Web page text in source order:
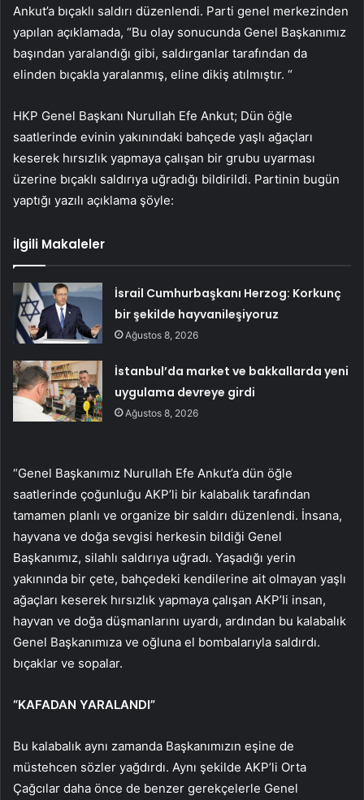
Ankut’a bıçaklı saldırı düzenlendi. Parti genel merkezinden
yapılan açıklamada, “Bu olay sonucunda Genel Başkanımız
başından yaralandığı gibi, saldırganlar tarafından da
elinden bıçakla yaralanmış, eline dikiş atılmıştır. “
HKP Genel Başkanı Nurullah Efe Ankut; Dün öğle
saatlerinde evinin yakınındaki bahçede yaşlı ağaçları
keserek hırsızlık yapmaya çalışan bir grubu uyarması
üzerine bıçaklı saldırıya uğradığı bildirildi. Partinin bugün
yaptığı yazılı açıklama şöyle:
İlgili Makaleler
İsrail Cumhurbaşkanı Herzog: Korkunç
bir şekilde hayvanileşiyoruz
Ağustos 8, 2026
İstanbul’da market ve bakkallarda yeni
uygulama devreye girdi
Ağustos 8, 2026
“Genel Başkanımız Nurullah Efe Ankut’a dün öğle
saatlerinde çoğunluğu AKP’li bir kalabalık tarafından
tamamen planlı ve organize bir saldırı düzenlendi. İnsana,
hayvana ve doğa sevgisi herkesin bildiği Genel
Başkanımız, silahlı saldırıya uğradı. Yaşadığı yerin
yakınında bir çete, bahçedeki kendilerine ait olmayan yaşlı
ağaçları keserek hırsızlık yapmaya çalışan AKP’li insan,
hayvan ve doğa düşmanlarını uyardı, ardından bu kalabalık
Genel Başkanımıza ve oğluna el bombalarıyla saldırdı.
bıçaklar ve sopalar.
“KAFADAN YARALANDI”
Bu kalabalık aynı zamanda Başkanımızın eşine de
müstehcen sözler yağdırdı. Aynı şekilde AKP’li Orta
Çağcılar daha önce de benzer gerekçelerle Genel